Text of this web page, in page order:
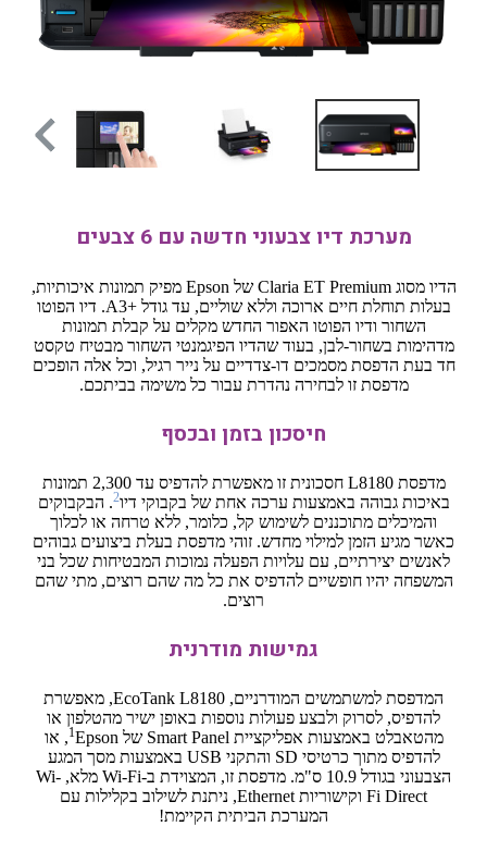
מערכת דיו צבעוני חדשה עם 6 צבעים
הדיו מסוג Claria ET Premium של Epson מפיק תמונות איכותיות,
בעלות תוחלת חיים ארוכה וללא שוליים, עד גודל A3+‎. דיו הפוטו
השחור ודיו הפוטו האפור החדש מקלים על קבלת תמונות
מדהימות בשחור-לבן, בעוד שהדיו הפיגמנטי השחור מבטיח טקסט
חד בעת הדפסת מסמכים דו-צדדיים על נייר רגיל, וכל אלה הופכים
מדפסת זו לבחירה נהדרת עבור כל משימה בביתכם.
חיסכון בזמן ובכסף
מדפסת L8180 חסכונית זו מאפשרת להדפיס עד 2,300 תמונות
באיכות גבוהה באמצעות ערכה אחת של בקבוקי דיו2. הבקבוקים
והמיכלים מתוכננים לשימוש קל, כלומר, ללא טרחה או לכלוך
כאשר מגיע הזמן למילוי מחדש. זוהי מדפסת בעלת ביצועים גבוהים
לאנשים יצירתיים, עם עלויות הפעלה נמוכות המבטיחות שכל בני
המשפחה יהיו חופשיים להדפיס את כל מה שהם רוצים, מתי שהם
רוצים.
גמישות מודרנית
המדפסת למשתמשים המודרניים, EcoTank L8180, מאפשרת
להדפיס, לסרוק ולבצע פעולות נוספות באופן ישיר מהטלפון או
מהטאבלט באמצעות אפליקציית Smart Panel‏ של ‎Epson‏
‎1‎‏, או
להדפיס מתוך כרטיסי SD והתקני USB באמצעות מסך המגע
הצבעוני בגודל 10.9 ס"מ. מדפסת זו, המצוידת ב-Wi-Fi מלא,‏ Wi-
Fi Direct וקישוריות Ethernet, ניתנת לשילוב בקלילות עם
המערכת הביתית הקיימת!